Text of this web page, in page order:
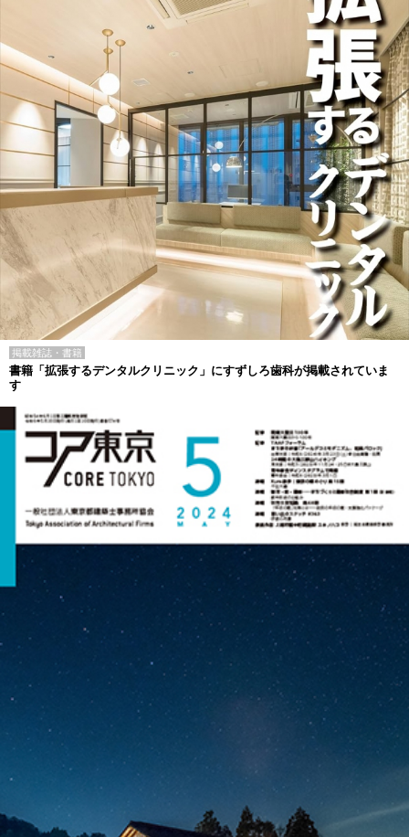
掲載雑誌・書籍
書籍「拡張するデンタルクリニック」にすずしろ歯科が掲載されていま
す